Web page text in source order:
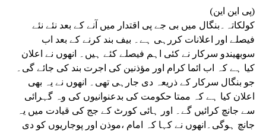
(پی این این)
کولکاتہ۔بنگال میں بی جے پی اقتدار میں آنے کے بعد نئے نئے
فیصلے اور اعلانات کررہی ہے۔ بیف بند کرنے کے بعد اب
سوبھیندو سرکار نے کئی اہم فیصلے کئے ہیں۔ انھوں نے اعلان
کیا ہے کہ اب ائما کرام اور مؤذنین کی اجرت بند کی جائے گی۔
جو بنگال سرکار کے ذریعہ دی جارہی تھی۔ انھوں نے یہ بھی
اعلان کیا ہے کہ ممتا حکومت کی بدعنوانیوں کی وہ گہرائی
سے جانچ کرائیں گے۔ اور ہائی کورٹ کے جج کی قیادت میں یہ
جانچ ہوگی۔انھوں نے کہا کہ امام ،موذن اور پوجاریوں کو دی